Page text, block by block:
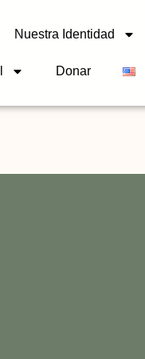
Nuestra Identidad
Donar